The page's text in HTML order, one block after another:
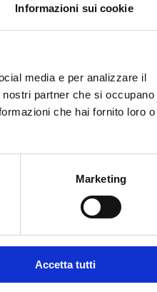
Informazioni sui cookie
media e per analizzare il
partner che si occupano
che hai fornito loro o
Marketing
Accetta tutti